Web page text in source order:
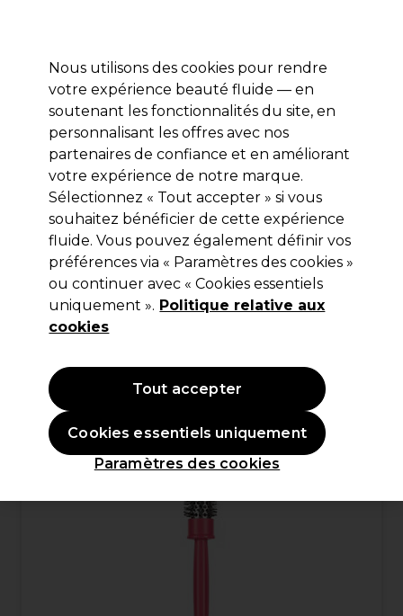
Se connecter
Marques Bons plans Coiffure Electro et Matériel
Livraison et délais
lire la suite
S-PRO
S-PRO Brosse Thermique 25mm Rose
)
5,08 €6,35 €Hors TVA(TARIF PROFESSIONNEL)
6,10 €TVA incluse)
OFFRE
Nous utilisons des cookies pour rendre
votre expérience beauté fluide — en
soutenant les fonctionnalités du site, en
personnalisant les offres avec nos
partenaires de confiance et en améliorant
votre expérience de notre marque.
Sélectionnez « Tout accepter » si vous
souhaitez bénéficier de cette expérience
fluide. Vous pouvez également définir vos
préférences via « Paramètres des cookies »
ou continuer avec « Cookies essentiels
uniquement ». Politique relative aux
cookies
Paramètres des cookies
Cookies essentiels uniquement
Tout accepter